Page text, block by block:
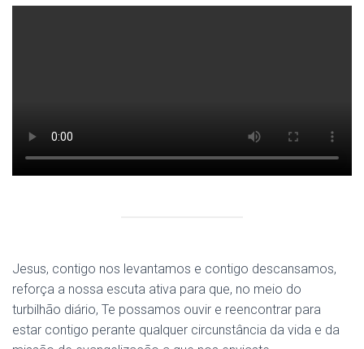
Jesus, contigo nos levantamos e contigo descansamos,
reforça a nossa escuta ativa para que, no meio do
turbilhão diário, Te possamos ouvir e reencontrar para
estar contigo perante qualquer circunstância da vida e da